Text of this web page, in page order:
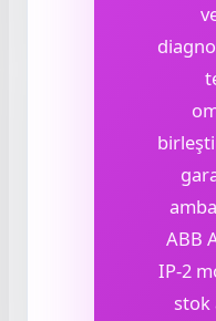
ABB
IP-2
stok